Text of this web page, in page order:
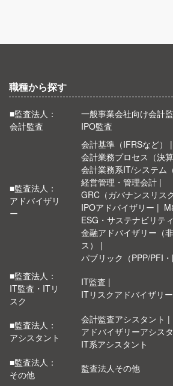
職種から探す
■監査法人：
会計監査
一般事業会社向け会計
IPO監査
■監査法人：
アドバイザリ
ー
会計基準（IFRSなど）
会計業務プロセス（決
会計業務系IT/システム（
経営管理・管理会計
GRC（ガバナンスリス
IPOアドバイザリー
ESG・サステナビリティ
金融アドバイザリー（
ス）
パブリック（PPP/PFI・
■監査法人：
IT監査・ITリ
スク
IT監査
ITリスクアドバイザリ
■監査法人：
アシスタント
会計監査アシスタント
アドバイザリーアシス
IT系アシスタント
■監査法人：
その他
監査法人その他